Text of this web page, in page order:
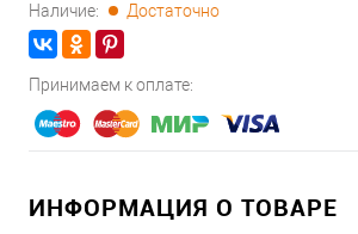
Наличие: Достаточно
Принимаем к оплате:
ИНФОРМАЦИЯ О ТОВАРЕ